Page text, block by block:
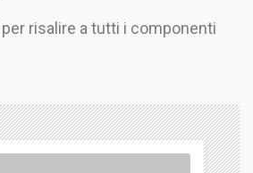
risalire a tutti i componenti